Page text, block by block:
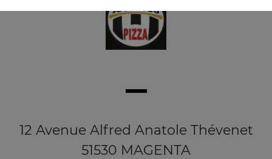
12 Avenue Alfred Anatole Thévenet
51530 MAGENTA